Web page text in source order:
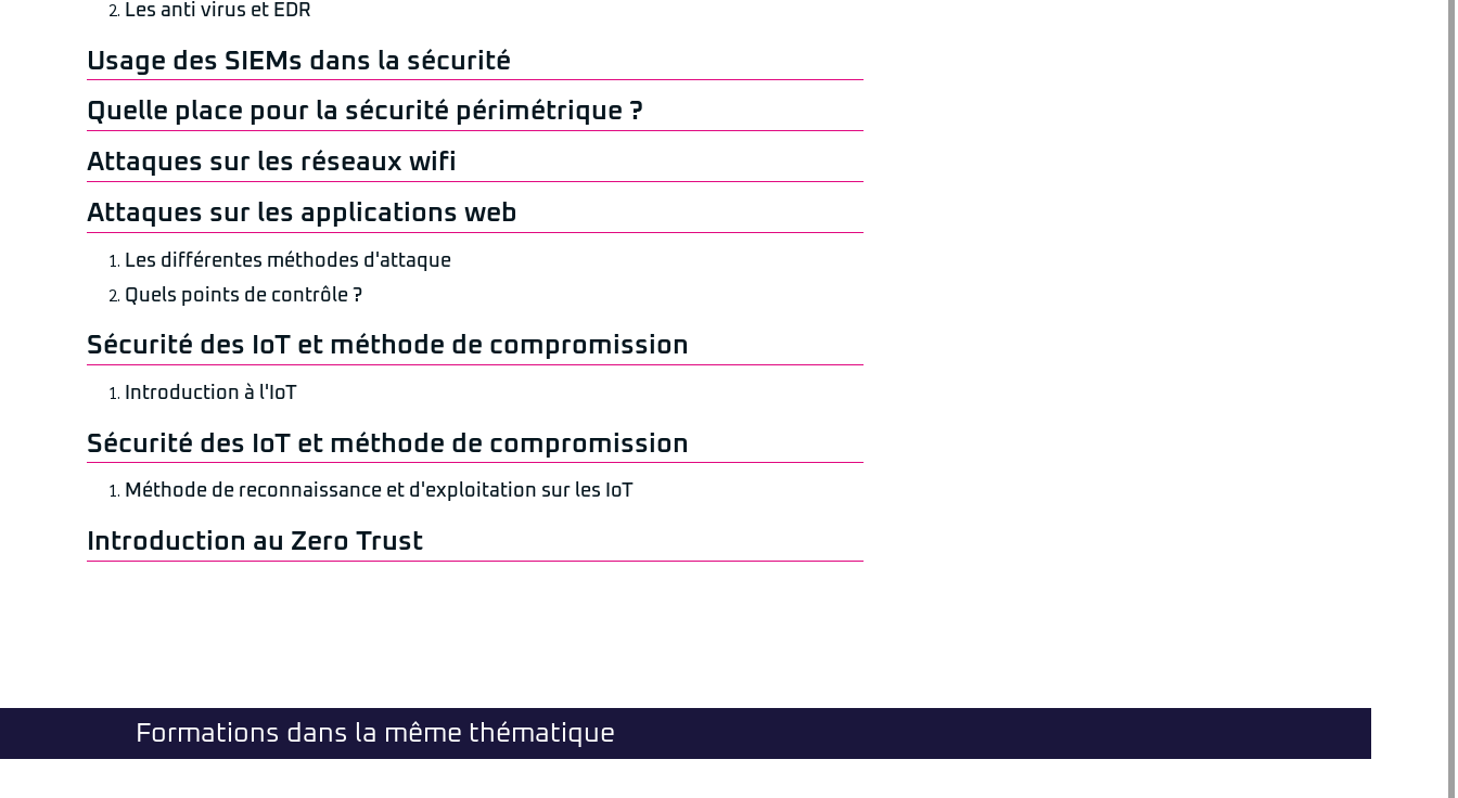
Les anti virus et EDR
Usage des SIEMs dans la sécurité
Quelle place pour la sécurité périmétrique ?
Attaques sur les réseaux wifi
Attaques sur les applications web
Les différentes méthodes d'attaque
Quels points de contrôle ?
Sécurité des IoT et méthode de compromission
Introduction à l'IoT
Sécurité des IoT et méthode de compromission
Méthode de reconnaissance et d'exploitation sur les IoT
Introduction au Zero Trust
Formations dans la même thématique